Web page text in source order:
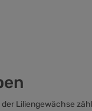
Liliengewächse